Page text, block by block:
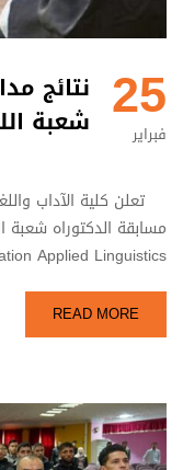
25
فبراير
نتائج
شعبة اللغة
تعلن كلية الآداب
Applied Linguistics
READ MORE